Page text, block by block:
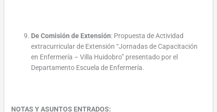
De Comisión de Extensión: Propuesta de Actividad
extracurricular de Extensión “Jornadas de Capacitación
en Enfermería – Villa Huidobro” presentado por el
Departamento Escuela de Enfermería.
NOTAS Y ASUNTOS ENTRADOS: